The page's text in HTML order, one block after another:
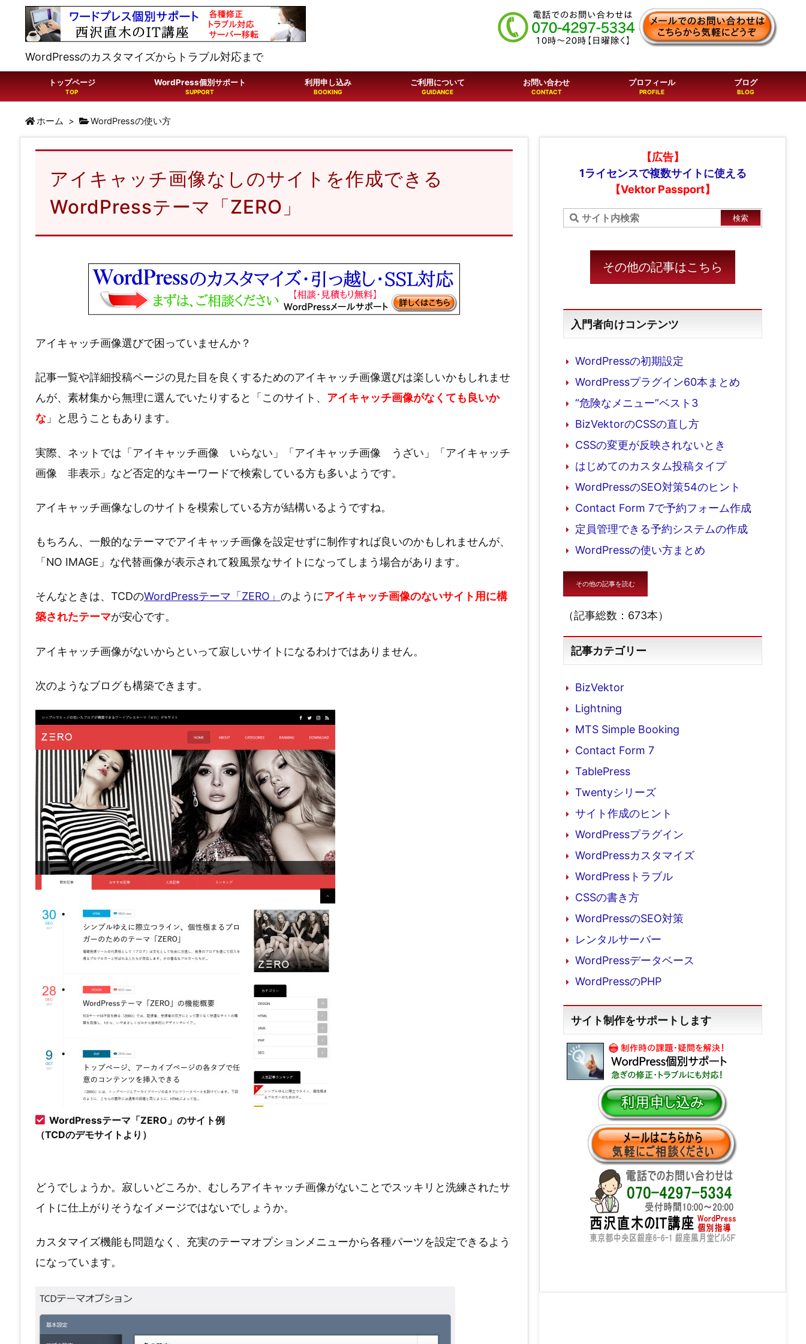
WordPressのカスタマイズからトラブル対応まで
トップページ WordPress個別サポート 利用申し込み ご利用について お問い合わせ プロフィール ブログ
ホーム > WordPressの使い方
アイキャッチ画像なしのサイトを作成できる
WordPressテーマ「ZERO」
アイキャッチ画像選びで困っていませんか？
記事一覧や詳細投稿ページの見た目を良くするためのアイキャッチ画像選びは楽しいかもしれませ
んが、素材集から無理に選んでいたりすると「このサイト、 アイキャッチ画像がなくても良いか
な 」と思うこともあります。
実際、ネットでは「アイキャッチ画像 いらない」「アイキャッチ画像 うざい」「アイキャッチ
画像 非表示」など否定的なキーワードで検索している方も多いようです。
アイキャッチ画像なしのサイトを模索している方が結構いるようですね。
もちろん、一般的なテーマでアイキャッチ画像を設定せずに制作すれば良いのかもしれませんが、
「NO IMAGE」な代替画像が表示されて殺風景なサイトになってしまう場合があります。
そんなときは、TCDのWordPressテーマ「ZERO」 のようにアイキャッチ画像のないサイト用に構
築されたテーマが安心です。
アイキャッチ画像がないからといって寂しいサイトになるわけではありません。
次のようなブログも構築できます。
WordPressテーマ「ZERO」のサイト例
（TCDのデモサイトより）
どうでしょうか。寂しいどころか、むしろアイキャッチ画像がないことでスッキリと洗練されたサ
イトに仕上がりそうなイメージではないでしょうか。
カスタマイズ機能も問題なく、充実のテーマオプションメニューから各種パーツを設定できるよう
になっています。
【広告】
1ライセンスで複数サイトに使える
【Vektor Passport】
その他の記事はこちら
入門者向けコンテンツ
WordPressの初期設定
WordPressプラグイン60本まとめ
“危険なメニュー”ベスト3
BizVektorのCSSの直し方
CSSの変更が反映されないとき
はじめてのカスタム投稿タイプ
WordPressのSEO対策54のヒント
Contact Form 7で予約フォーム作成
定員管理できる予約システムの作成
WordPressの使い方まとめ
その他の記事を読む
（記事総数：673本）
記事カテゴリー
BizVektor
Lightning
MTS Simple Booking
Contact Form 7
TablePress
Twentyシリーズ
サイト作成のヒント
WordPressプラグイン
WordPressカスタマイズ
WordPressトラブル
CSSの書き方
WordPressのSEO対策
レンタルサーバー
WordPressデータベース
WordPressのPHP
サイト制作をサポートします